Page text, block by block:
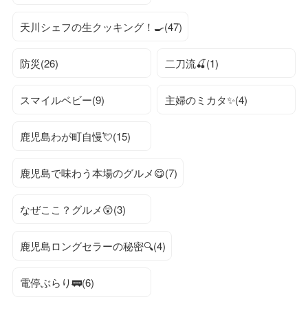
天川シェフの生クッキング！🍳(47)
防災(26) 二刀流🍒(1)
スマイルベビー(9) 主婦のミカタ✨(4)
鹿児島わが町自慢💘(15)
鹿児島で味わう本場のグルメ😋(7)
なぜここ？グルメ😲(3)
鹿児島ロングセラーの秘密🔍(4)
電停ぶらり🚃(6)